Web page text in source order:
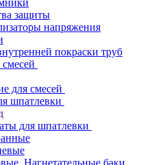
защиты
напряжения
покраски труб
для смесей
шпатлевки
для шпатлевки
Нагнетательные баки